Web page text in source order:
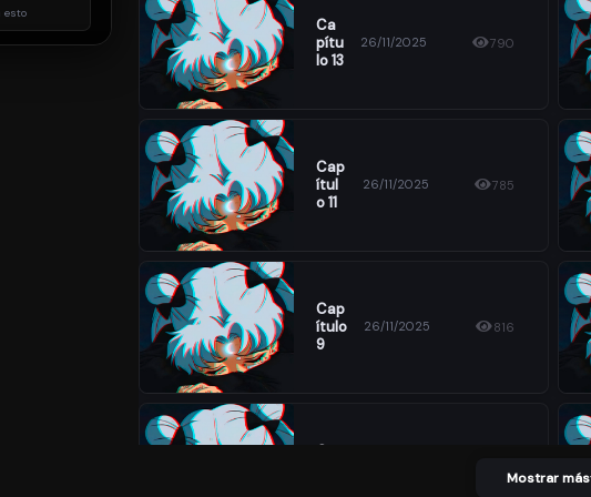
esto
Ca
Pítu
Lo 13
26/11/2025 790
Cap
Ítul
O 11
26/11/2025 785
Cap
Ítulo
9
26/11/2025 816
Cap
Mostrar más